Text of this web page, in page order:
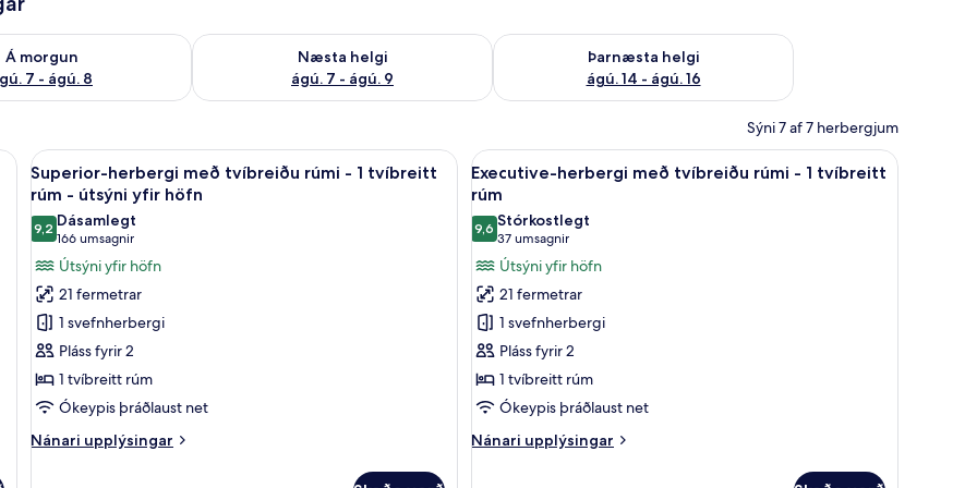
Á morgun
7 - ágú. 8
á morgun ágú. 7 - ágú. 8
Næsta helgi
ágú. 7 - ágú. 9
Athuga framboð næstu helgi ágú. 7 - ágú. 9
Þarnæsta helgi
ágú. 14 - ágú. 16
Athuga framboð þarnæstu helgi ágú. 14 - ágú. 16
Sýni 7 af 7 herbergjum
Skoða
allar
myndir
fyrir
Superior-
herbergi
með
tvíbreiðu
rúmi
-
1
tvíbreitt
Superior-herbergi með tvíbreiðu rúmi - 1 tvíbreitt rúm - útsýni yfir höfn | Ofnæmisprófaður sængurfatnaður,
14
Superior-herbergi með tvíbreiðu rúmi - 1 tvíbreitt
rúm - útsýni yfir höfn
9,29,2 af 10
Dásamlegt
166 umsagnir
(166
umsagnir)
Útsýni yfir höfn
21 fermetrar
1 svefnherbergi
Pláss fyrir 2
1 tvíbreitt rúm
Ókeypis þráðlaust net
Nánari upplýsingar
Nánari
Skoða
allar
myndir
fyrir
Executive-
herbergi
með
tvíbreiðu
rúmi
-
1
tvíbreitt
Executive-herbergi með tvíbreiðu rúmi - 1
19
Executive-herbergi með tvíbreiðu rúmi - 1 tvíbreitt
rúm
9,69,6 af 10
Stórkostlegt
37 umsagnir
(37
umsagnir)
Útsýni yfir höfn
21 fermetrar
1 svefnherbergi
Pláss fyrir 2
1 tvíbreitt rúm
Ókeypis þráðlaust net
Nánari upplýsingar
Nánari